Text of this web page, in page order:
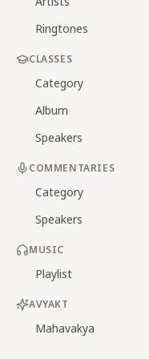
Ringtones
CLASSES
Category
Album
Speakers
COMMENTARIES
Category
Speakers
MUSIC
Playlist
AVYAKT
Mahavakya